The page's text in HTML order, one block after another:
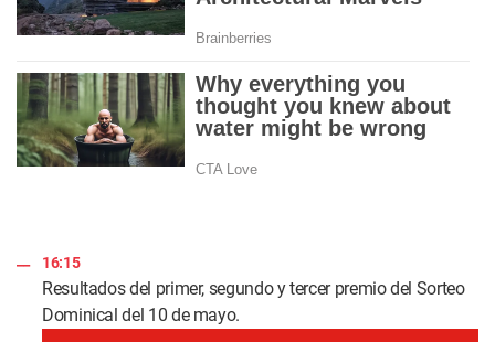
16:15
Resultados del primer, segundo y tercer premio del Sorteo
Dominical del 10 de mayo.